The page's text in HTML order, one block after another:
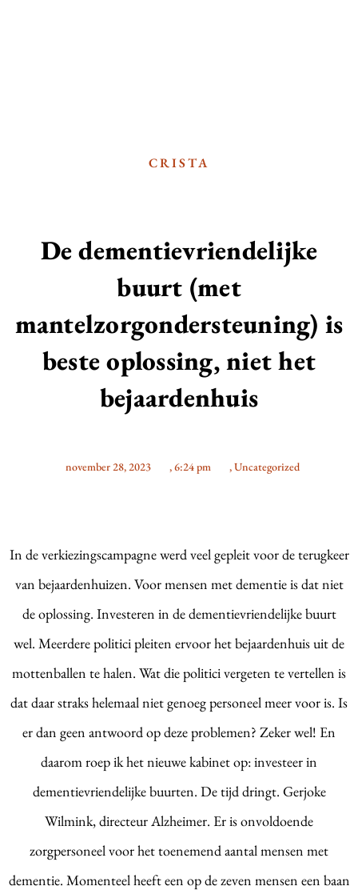
CRISTA
De dementievriendelijke
buurt (met
mantelzorgondersteuning) is
beste oplossing, niet het
bejaardenhuis
november 28, 2023 ,6:24 pm ,Uncategorized
In de verkiezingscampagne werd veel gepleit voor de terugkeer
van bejaardenhuizen. Voor mensen met dementie is dat niet
de oplossing. Investeren in de dementievriendelijke buurt
wel. Meerdere politici pleiten ervoor het bejaardenhuis uit de
mottenballen te halen. Wat die politici vergeten te vertellen is
dat daar straks helemaal niet genoeg personeel meer voor is. Is
er dan geen antwoord op deze problemen? Zeker wel! En
daarom roep ik het nieuwe kabinet op: investeer in
dementievriendelijke buurten. De tijd dringt. Gerjoke
Wilmink, directeur Alzheimer. Er is onvoldoende
zorgpersoneel voor het toenemend aantal mensen met
dementie. Momenteel heeft een op de zeven mensen een baan